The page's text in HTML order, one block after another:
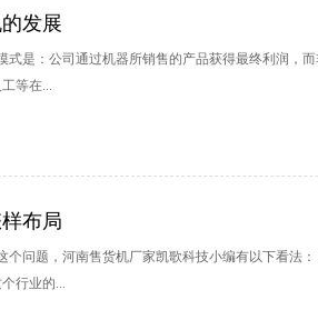
发展
式是：公司通过机器所销售的产品获得最终利润，
等在...
布局
个问题，河南售货机厂家凯歌科技小编有以下看法
行业的...